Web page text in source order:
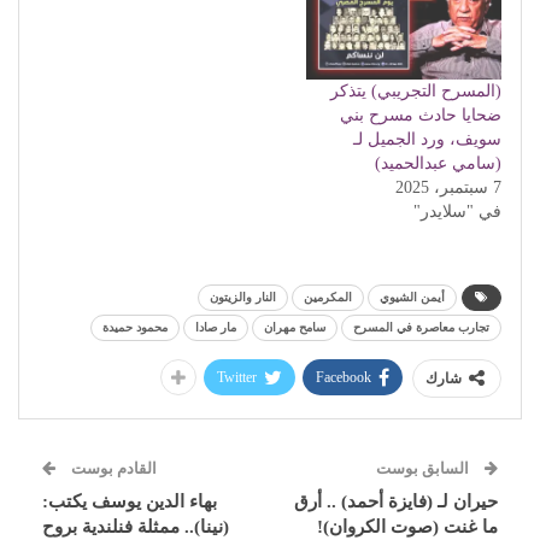
(المسرح التجريبي) يتذكر
ضحايا حادث مسرح بني
سويف، ورد الجميل لـ
(سامي عبدالحميد)
7 سبتمبر، 2025
في "سلايدر"
أيمن الشيوي المكرمين النار والزيتون
تجارب معاصرة في المسرح سامح مهران مار صادا محمود حميدة
شارك Facebook
Twitter
السابق بوست
حيران لـ (فايزة أحمد) .. أرق
ما غنت (صوت الكروان)!
القادم بوست
بهاء الدين يوسف يكتب:
(نينا).. ممثلة فنلندية بروح